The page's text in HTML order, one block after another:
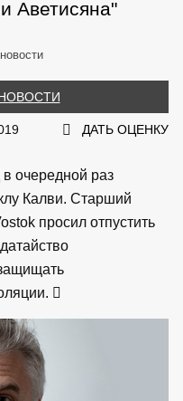
Аветисяна"
ДАТЬ ОЦЕНКУ
очередной раз
Калви. Старший
просил отпустить